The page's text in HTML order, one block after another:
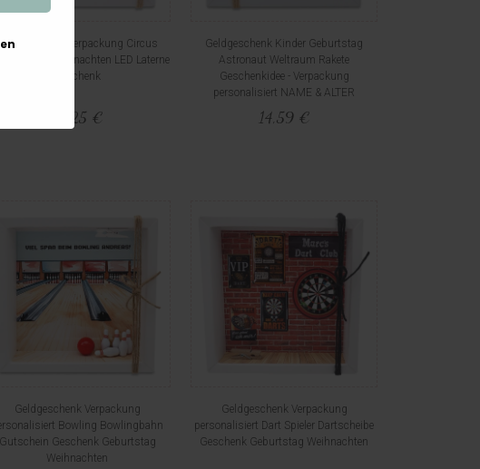
Verpackung Circus
Ticket Weihnachten LED Laterne
Geschenk
15,25 €
Geldgeschenk Kinder Geburtstag
Astronaut Weltraum Rakete
Geschenkidee - Verpackung
personalisiert NAME & ALTER
14,59 €
Geldgeschenk Verpackung
Bowling Bowlingbahn
Gutschein Geschenk Geburtstag
Weihnachten
Geldgeschenk Verpackung
personalisiert Dart Spieler Dartscheibe
Geschenk Geburtstag Weihnachten